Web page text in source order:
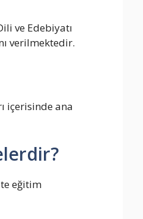
ve Edebiyatı
verilmektedir.
içerisinde ana
eğitim